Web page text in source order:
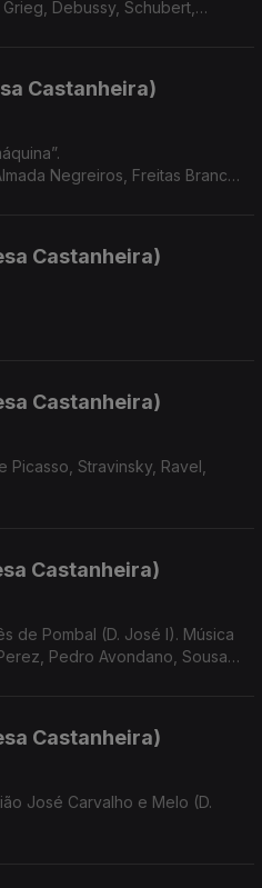
Debussy, Schubert,
Castanheira)
Negreiros, Freitas Branco,
Castanheira)
Castanheira)
Picasso, Stravinsky, Ravel,
Castanheira)
de Pombal (D. José I). Música
Pedro Avondano, Sousa
Castanheira)
José Carvalho e Melo (D.